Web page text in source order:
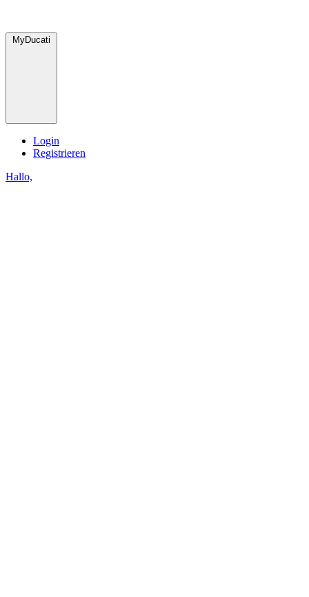
MyDucati
Login
Registrieren
Hallo,